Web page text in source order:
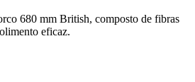
680 mm British, composto de fibras
eficaz.